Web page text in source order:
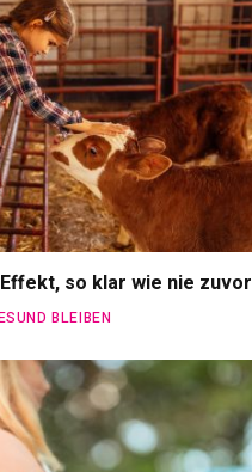
so klar wie nie zuvor
BLEIBEN